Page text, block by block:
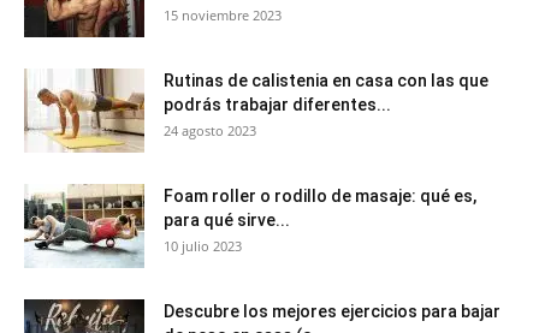
15 noviembre 2023
Rutinas de calistenia en casa con las que
podrás trabajar diferentes...
24 agosto 2023
Foam roller o rodillo de masaje: qué es,
para qué sirve...
10 julio 2023
Descubre los mejores ejercicios para bajar